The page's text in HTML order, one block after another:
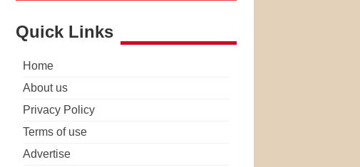
Quick Links
Home
About us
Privacy Policy
Terms of use
Advertise